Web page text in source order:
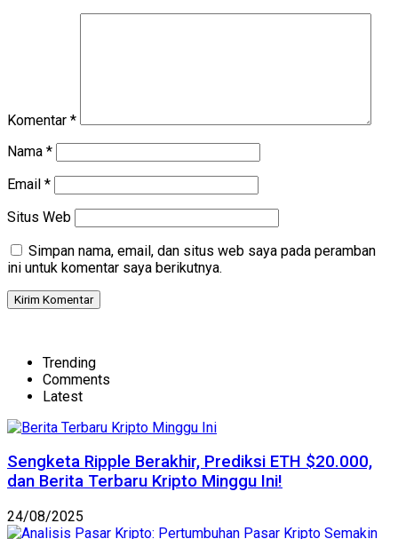
Komentar *
Nama *
Email *
Situs Web
Simpan nama, email, dan situs web saya pada peramban
ini untuk komentar saya berikutnya.
Trending
Comments
Latest
Sengketa Ripple Berakhir, Prediksi ETH $20.000,
dan Berita Terbaru Kripto Minggu Ini!
24/08/2025